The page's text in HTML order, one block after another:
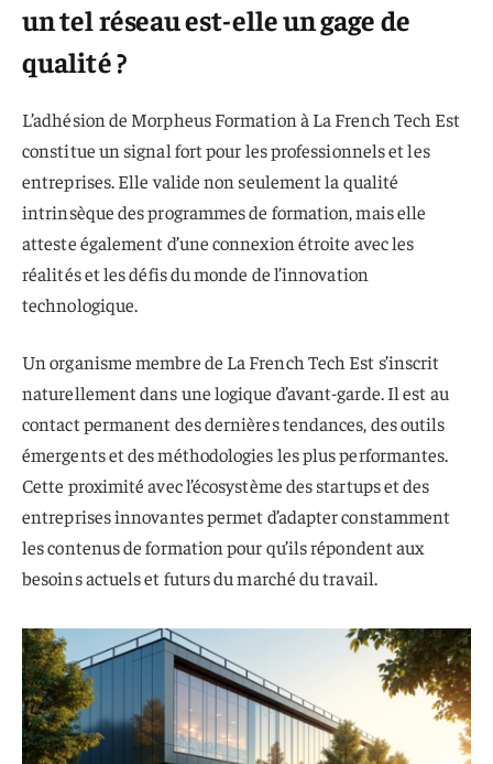
un tel réseau est-elle un gage de
qualité ?
L’adhésion de Morpheus Formation à La French Tech Est
constitue un signal fort pour les professionnels et les
entreprises. Elle valide non seulement la qualité
intrinsèque des programmes de formation, mais elle
atteste également d’une connexion étroite avec les
réalités et les défis du monde de l’innovation
technologique.
Un organisme membre de La French Tech Est s’inscrit
naturellement dans une logique d’avant-garde. Il est au
contact permanent des dernières tendances, des outils
émergents et des méthodologies les plus performantes.
Cette proximité avec l’écosystème des startups et des
entreprises innovantes permet d’adapter constamment
les contenus de formation pour qu’ils répondent aux
besoins actuels et futurs du marché du travail.